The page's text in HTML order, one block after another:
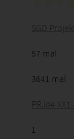
SGD
57 mal
3641 mal
PRJ04-
1